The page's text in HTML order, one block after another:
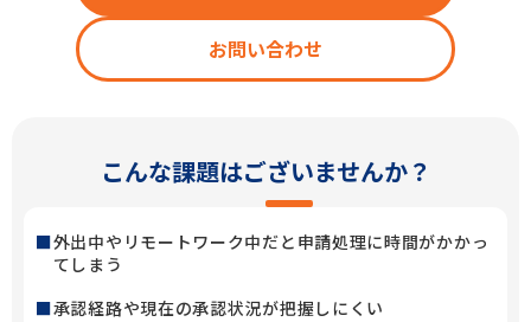
お問い合わせ
こんな課題はございませんか？
外出中やリモートワーク中だと申請処理に時間がかかっ
てしまう
承認経路や現在の承認状況が把握しにくい